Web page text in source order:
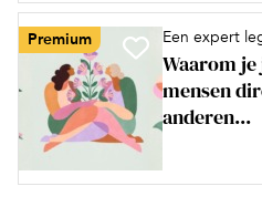
Premium Een expert
Waarom
mensen
anderen...